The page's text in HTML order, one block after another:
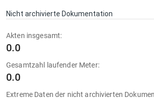
Nicht archivierte Dokumentation
Akten insgesamt:
0.0
Gesamtzahl laufender Meter:
0.0
Extreme Daten der nicht archivierten